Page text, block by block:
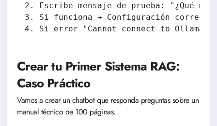
2. Escribe mensaje de prueba: "¿Qué
3. Si funciona → Configuración correcta
Crear tu Primer Sistema RAG:
Caso Práctico
Vamos a crear un chatbot que responda preguntas sobre un
manual técnico de 100 páginas.